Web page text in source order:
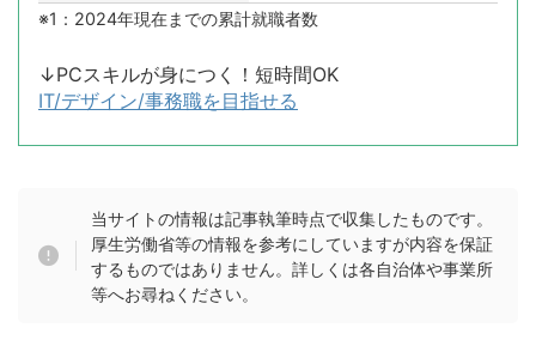
※1：2024年現在までの累計就職者数
↓PCスキルが身につく！短時間OK
IT/デザイン/事務職を目指せる
当サイトの情報は記事執筆時点で収集したものです。
厚生労働省等の情報を参考にしていますが内容を保証
するものではありません。詳しくは各自治体や事業所
等へお尋ねください。